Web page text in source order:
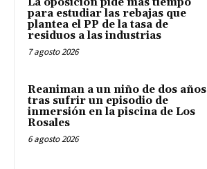
para estudiar las rebajas que
plantea el PP de la tasa de
residuos a las industrias
7 agosto 2026
Reaniman a un niño de dos años
tras sufrir un episodio de
inmersión en la piscina de Los
Rosales
6 agosto 2026